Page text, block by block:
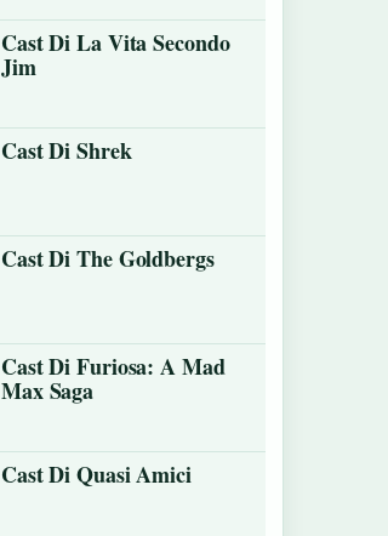
Cast Di La Vita Secondo
Jim
Cast Di Shrek
Cast Di The Goldbergs
Cast Di Furiosa: A Mad
Max Saga
Cast Di Quasi Amici